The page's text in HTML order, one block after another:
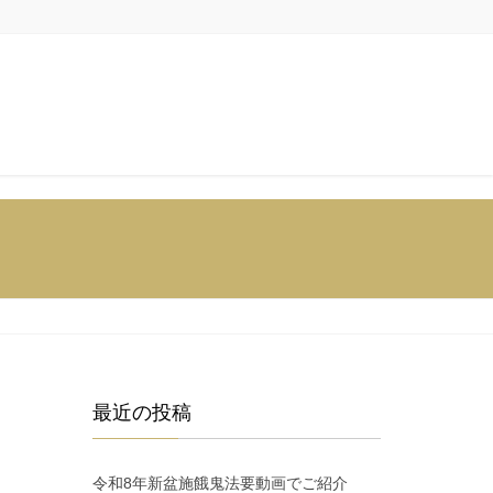
最近の投稿
令和8年新盆施餓鬼法要動画でご紹介